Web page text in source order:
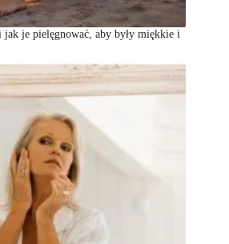
jak je pielęgnować, aby były miękkie i